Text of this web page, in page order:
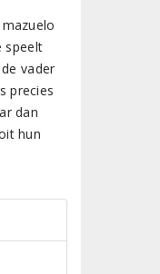
speelt
vader
precies
dan
hun